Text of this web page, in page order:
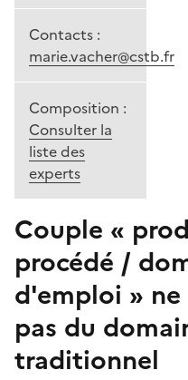
Contacts :
marie.vacher@cstb.fr
Composition :
Consulter la
liste des
experts
Couple «
procédé /
d'emploi »
pas du
traditionnel